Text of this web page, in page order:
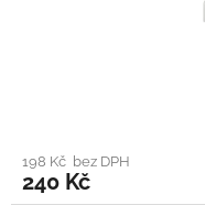
198 Kč bez DPH
240 Kč